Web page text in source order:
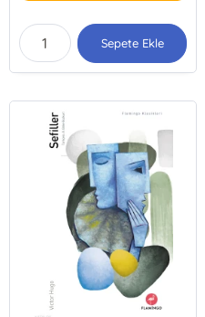
Sepete Ekle